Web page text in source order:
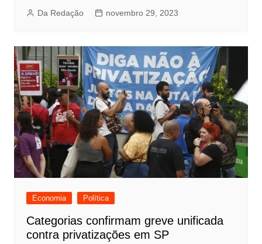
Da Redação novembro 29, 2023
Economia Política
Categorias confirmam greve unificada
contra privatizações em SP